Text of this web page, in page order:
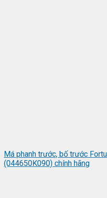
Má phanh trước, bố trước
(044650K090) chính hãng